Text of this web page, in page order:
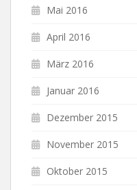
Mai 2016
April 2016
März 2016
Januar 2016
Dezember 2015
November 2015
Oktober 2015